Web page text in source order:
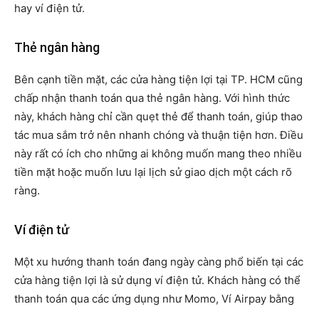
hay ví điện tử.
Thẻ ngân hàng
Bên cạnh tiền mặt, các cửa hàng tiện lợi tại TP. HCM cũng
chấp nhận thanh toán qua thẻ ngân hàng. Với hình thức
này, khách hàng chỉ cần quẹt thẻ để thanh toán, giúp thao
tác mua sắm trở nên nhanh chóng và thuận tiện hơn. Điều
này rất có ích cho những ai không muốn mang theo nhiều
tiền mặt hoặc muốn lưu lại lịch sử giao dịch một cách rõ
ràng.
Ví điện tử
Một xu hướng thanh toán đang ngày càng phổ biến tại các
cửa hàng tiện lợi là sử dụng ví điện tử. Khách hàng có thể
thanh toán qua các ứng dụng như Momo, Ví Airpay bằng